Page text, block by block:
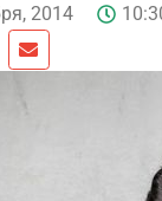
2014